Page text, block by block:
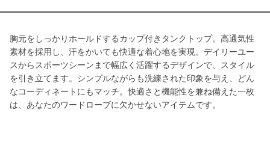
胸元をしっかりホールドするカップ付きタンクトップ。高通気性
素材を採用し、汗をかいても快適な着心地を実現。デイリーユー
スからスポーツシーンまで幅広く活躍するデザインで、スタイル
を引き立てます。シンプルながらも洗練された印象を与え、どん
なコーディネートにもマッチ。快適さと機能性を兼ね備えた一枚
は、あなたのワードローブに欠かせないアイテムです。